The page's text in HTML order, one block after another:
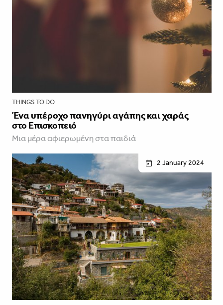
THINGS TO DO
Ένα υπέροχο πανηγύρι αγάπης και χαράς
στο Επισκοπειό
Μια μέρα αφιερωμένη στα παιδιά
2 January 2024